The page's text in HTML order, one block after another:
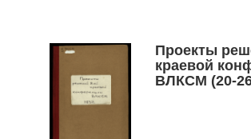
Проекты
краевой
ВЛКСМ (20-